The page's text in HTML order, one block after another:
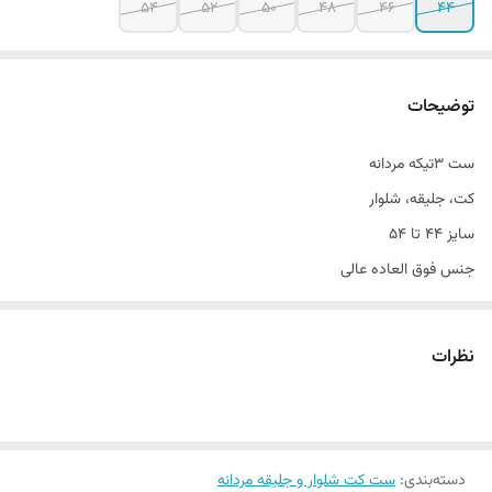
44
46
48
50
52
54
توضیحات
ست ۳تیکه مردانه
کت، جلیقه، شلوار
سایز ۴۴ تا ۵۴
جنس فوق العاده عالی
نظرات
دسته‌بندی: ست کت شلوار و جلیقه مردانه